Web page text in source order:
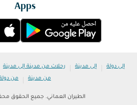
Apps
إلى دولة | إلى مدينة | رحلات من مدينة إلى مدينة
من مدينة | من
الطيران العماني. جميع الحقوق